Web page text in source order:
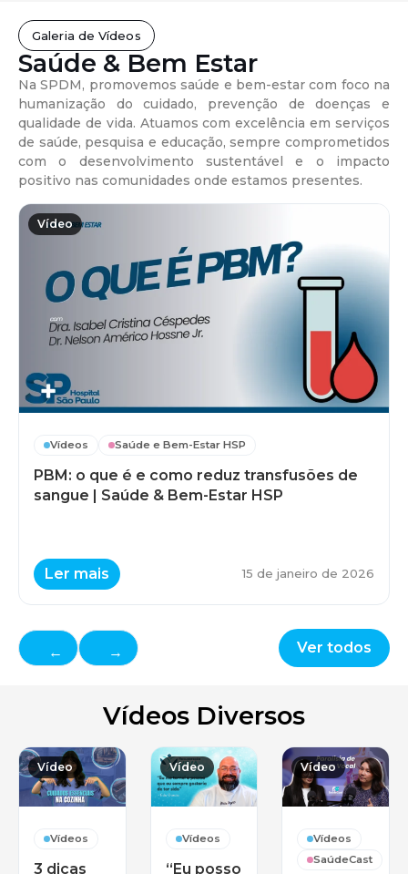
Galeria de Vídeos
Saúde & Bem Estar
Na SPDM, promovemos saúde e bem-estar com foco na
humanização do cuidado, prevenção de doenças e
qualidade de vida. Atuamos com excelência em serviços
de saúde, pesquisa e educação, sempre comprometidos
com o desenvolvimento sustentável e o impacto
positivo nas comunidades onde estamos presentes.
Vídeo
Vídeos Saúde e Bem-Estar HSP
PBM: o que é e como reduz transfusões de
sangue | Saúde & Bem-Estar HSP
Ler mais 15 de janeiro de 2026
← → Ver todos
Vídeos Diversos
Vídeo
Vídeos
3 dicas
Vídeo
Vídeos
“Eu posso
Vídeo
Vídeos
SaúdeCast